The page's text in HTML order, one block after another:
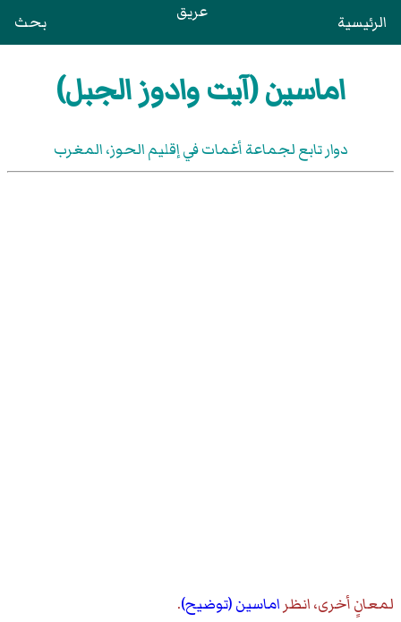
الرئيسية عريق بحث
اماسين (آيت وادوز الجبل)
دوار تابع لجماعة أغمات في إقليم الحوز، المغرب
لمعانٍ أخرى، انظر اماسين (توضيح).